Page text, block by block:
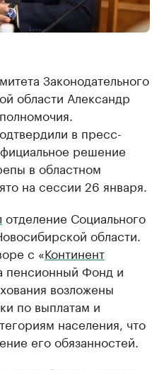
Законодательного
области Александр
в пресс-
решение
в областном
на сессии 26 января.
отделение Социального
области.
с «Континент
пенсионный Фонд и
возложены
по выплатам и
населения, что
его обязанностей.